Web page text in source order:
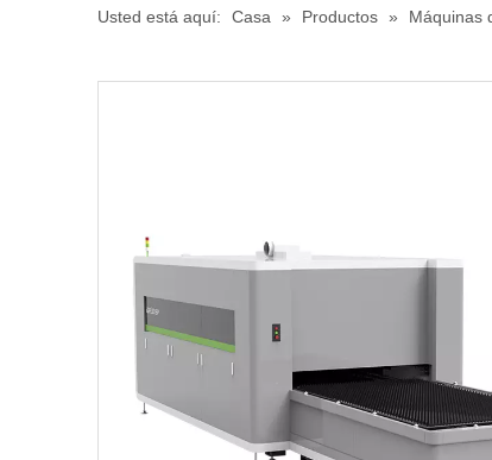
Usted está aquí: Casa » Productos » Máquinas